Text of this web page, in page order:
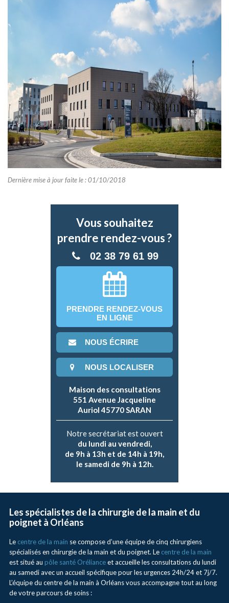
Dernière mise à jour faite le : 01/10/2018
Vous souhaitez
prendre rendez-vous ?
02 38 79 61 99
PRENDRE RENDEZ-VOUS
EN LIGNE
NOUS ÉCRIRE
NOUS LOCALISER
Maison des consultations
551 Avenue Jacqueline
Auriol 45770 SARAN
Notre secrétariat est ouvert
du lundi au vendredi,
de 9h à 13h et de 14h à 19h,
le samedi de 9h à 12h.
Les spécialistes de la chirurgie de la main et du
poignet à Orléans
Le centre de la main se compose d’une équipe de cinq chirurgiens
spécialisés en chirurgie de la main et du poignet. Le centre de la main
est situé au pôle santé Orélianceet accueille les consultations du lundi
au samedi avec un accueil spécifique pour les urgences 24h/24 et 7j/7.
L’équipe du centre de la main à Orléans vous accompagne tout au long
de votre parcours de soins :